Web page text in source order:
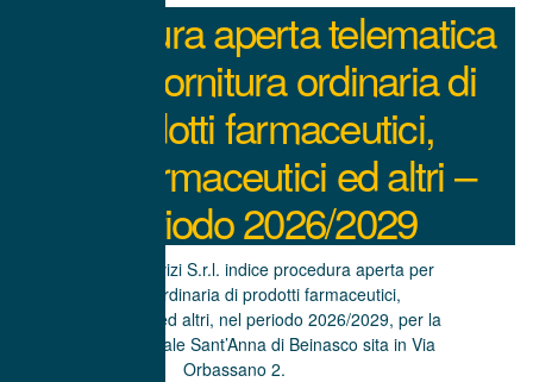
Procedura aperta telematica
per la fornitura ordinaria di
prodotti farmaceutici,
parafarmaceutici ed altri –
periodo 2026/2029
La Beinasco Servizi S.r.l. indice procedura aperta per
la fornitura ordinaria di prodotti farmaceutici,
parafarmaceutici ed altri, nel periodo 2026/2029, per la
Farmacia Comunale Sant’Anna di Beinasco sita in Via
Orbassano 2.